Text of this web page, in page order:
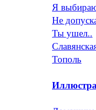
Я
Не
Ты ушел..
Тополь